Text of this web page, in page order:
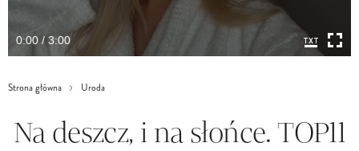
0:00 / 3:00
Strona główna Uroda
Na deszcz, i na słońce. TOP11